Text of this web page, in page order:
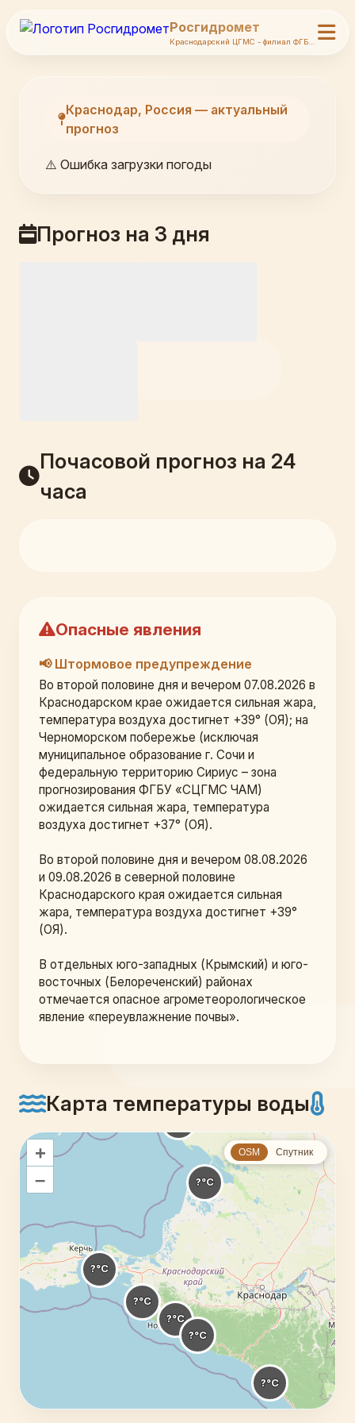
Росгидромет
Краснодар, Россия — актуальный
прогноз
⚠️ Ошибка загрузки погоды
Прогноз на 3 дня
Почасовой прогноз на 24
часа
Опасные явления
📢 Штормовое предупреждение
Во второй половине дня и вечером 07.08.2026 в
Краснодарском крае ожидается сильная жара,
температура воздуха достигнет +39° (ОЯ); на
Черноморском побережье (исключая
муниципальное образование г. Сочи и
федеральную территорию Сириус – зона
прогнозирования ФГБУ «СЦГМС ЧАМ)
ожидается сильная жара, температура
воздуха достигнет +37° (ОЯ).
Во второй половине дня и вечером 08.08.2026
и 09.08.2026 в северной половине
Краснодарского края ожидается сильная
жара, температура воздуха достигнет +39°
(ОЯ).
В отдельных юго-западных (Крымский) и юго-
восточных (Белореченский) районах
отмечается опасное агрометеорологическое
явление «переувлажнение почвы».
Карта температуры воды
OSM Спутник
+
–